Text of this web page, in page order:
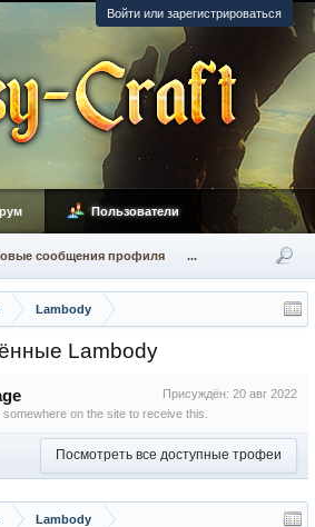
Войти или зарегистрироваться
Lambody
Lambody
Присуждён: 20 авг 2022
on the site to receive this.
Посмотреть все доступные трофеи
Lambody
Пользователи
сообщения профиля ...